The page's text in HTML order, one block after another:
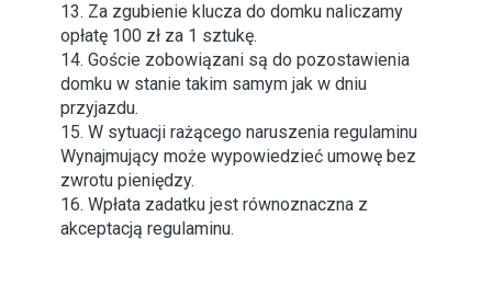
13. Za zgubienie klucza do domku naliczamy
opłatę 100 zł za 1 sztukę.
14. Goście zobowiązani są do pozostawienia
domku w stanie takim samym jak w dniu
przyjazdu.
15. W sytuacji rażącego naruszenia regulaminu
Wynajmujący może wypowiedzieć umowę bez
zwrotu pieniędzy.
16. Wpłata zadatku jest równoznaczna z
akceptacją regulaminu.